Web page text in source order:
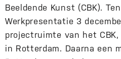
Beeldende Kunst (CBK).
Werkpresentatie 3
projectruimte van het
in Rotterdam. Daarna een